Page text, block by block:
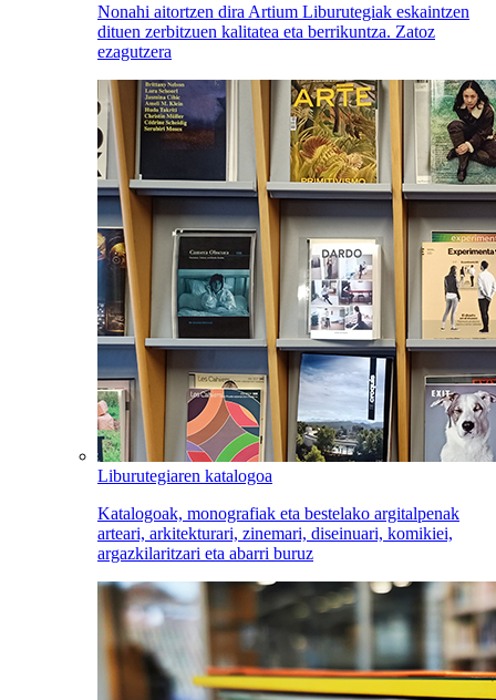
Nonahi aitortzen dira Artium Liburutegiak eskaintzen
dituen zerbitzuen kalitatea eta berrikuntza. Zatoz
ezagutzera
Liburutegiaren katalogoa
Katalogoak, monografiak eta bestelako argitalpenak
arteari, arkitekturari, zinemari, diseinuari, komikiei,
argazkilaritzari eta abarri buruz